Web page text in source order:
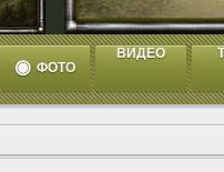
◉ ФОТО
ВИДЕО